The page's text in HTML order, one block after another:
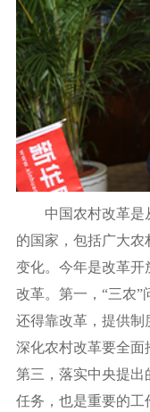
中国农村改革是
的国家，包括广大
变化。今年是改革开
改革。第一，“三农”
还得靠改革，提供制
深化农村改革要全面
第三，落实中央提出
任务，也是重要的工